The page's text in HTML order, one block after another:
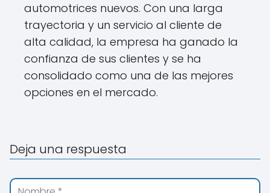
automotrices nuevos. Con una larga
trayectoria y un servicio al cliente de
alta calidad, la empresa ha ganado la
confianza de sus clientes y se ha
consolidado como una de las mejores
opciones en el mercado.
Deja una respuesta